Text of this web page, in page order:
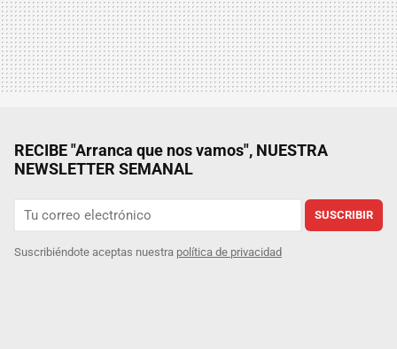
RECIBE "Arranca que nos vamos", NUESTRA
NEWSLETTER SEMANAL
SUSCRIBIR
Suscribiéndote aceptas nuestra política de privacidad